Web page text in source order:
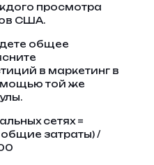
просмотра
США.
общее
в маркетинг в
той же
сетях =
затраты) /